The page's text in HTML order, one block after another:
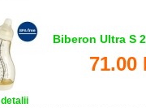
Biberon Ultra S
71.00